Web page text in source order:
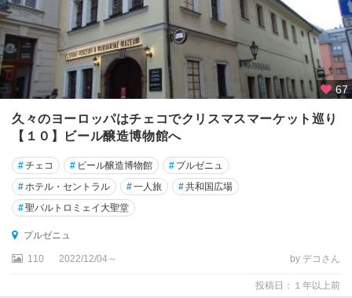
67
久々のヨーロッパはチェコでクリスマスマーケット巡り
【１０】ビール醸造博物館へ
#チェコ # ビール醸造博物館 # プルゼニュ
# ホテル・セントラル #一人旅 #共和国広場
#聖バルトロミェイ大聖堂
プルゼニュ
110 2022/12/04～ by デコさん
投稿日：１年以上前